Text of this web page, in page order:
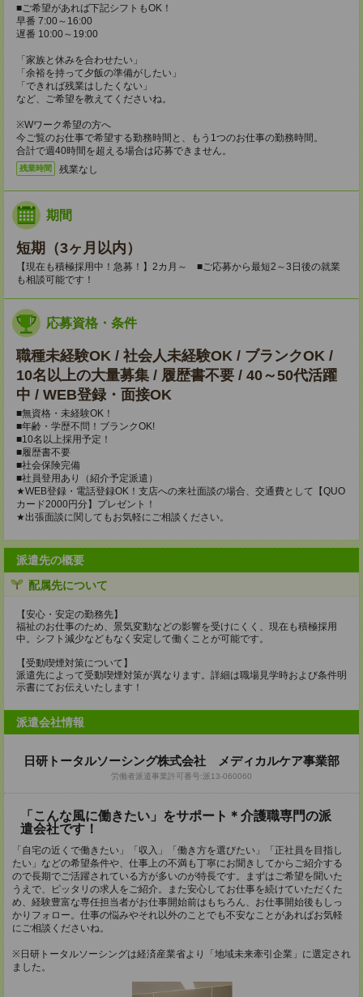
■ご希望があれば下記シフトもOK！
早番 7:00～16:00
遅番 10:00～19:00
「家族と休みを合わせたい」
「余裕を持って夕飯の準備がしたい」
「できれば残業はしたくない」
など、ご希望を教えてくださいね。
※Wワーク希望の方へ
今ご覧のお仕事で希望する勤務時間と、もう1つのお仕事の勤務時間。
合計で週40時間を超える場合は応募できません。
残業時間 残業なし
期間
短期（3ヶ月以内）
【現在も積極採用中！急募！】2カ月～ ■ご応募から最短2～3日後の就業
も相談可能です！
応募資格・条件
職種未経験OK / 社会人未経験OK / ブランクOK /
10名以上の大量募集 / 履歴書不要 / 40～50代活躍
中 / WEB登録・面接OK
■無資格・未経験OK！
■年齢・学歴不問！ブランクOK!
■10名以上採用予定！
■履歴書不要
■社会保険完備
■社員登用あり（紹介予定派遣）
★WEB登録・電話登録OK！支店への来社面談の場合、交通費として【QUO
カード2000円分】プレゼント！
★出張面談に関してもお気軽にご相談ください。
派遣先の概要
配属先について
【安心・安定の勤務先】
福祉のお仕事のため、景気変動などの影響を受けにくく、現在も積極採用
中。シフト減少などもなく安定して働くことが可能です。
【受動喫煙対策について】
派遣先によって受動喫煙対策が異なります。詳細は職場見学時および条件明
示書にてお伝えいたします！
派遣会社情報
日研トータルソーシング株式会社 メディカルケア事業部
労働者派遣事業許可番号:派13-060060
「こんな風に働きたい」をサポート＊介護職専門の派
遣会社です！
「自宅の近くで働きたい」「収入」「働き方を選びたい」「正社員を目指し
たい」などの希望条件や、仕事上の不満も丁寧にお聞きしてからご紹介する
ので長期でご活躍されている方が多いのが特長です。まずはご希望を聞いた
うえで、ピッタリの求人をご紹介。また安心してお仕事を続けていただくた
め、経験豊富な専任担当者がお仕事開始前はもちろん、お仕事開始後もしっ
かりフォロー。仕事の悩みやそれ以外のことでも不安なことがあればお気軽
にご相談くださいね。
※日研トータルソーシングは経済産業省より「地域未来牽引企業」に選定され
ました。